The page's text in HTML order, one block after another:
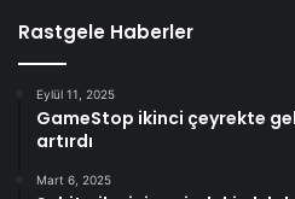
Rastgele Haberler
Eylül 11, 2025
GameStop ikinci çeyrekte
artırdı
Mart 6, 2025